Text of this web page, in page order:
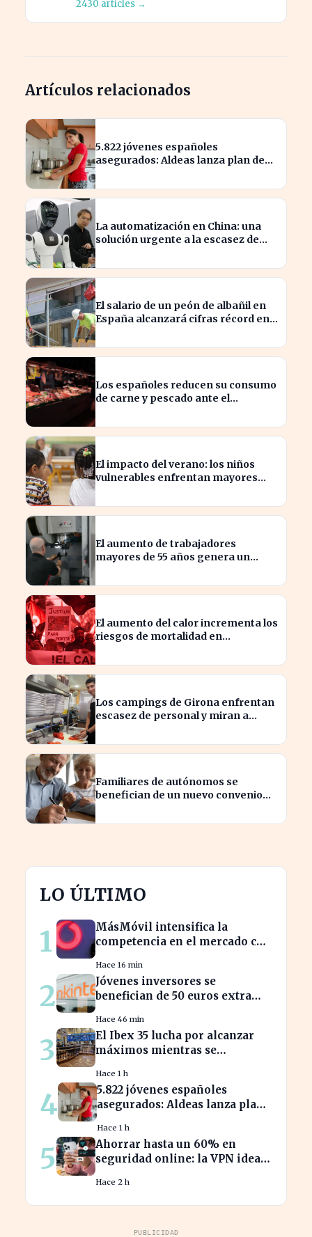
2430 articles →
Artículos relacionados
5.822 jóvenes españoles
asegurados: Aldeas lanza plan de
La automatización en China: una
solución urgente a la escasez de
El salario de un peón de albañil en
España alcanzará cifras récord en
Los españoles reducen su consumo
de carne y pescado ante el
El impacto del verano: los niños
vulnerables enfrentan mayores
El aumento de trabajadores
mayores de 55 años genera un
español
El aumento del calor incrementa los
riesgos de mortalidad en
Los campings de Girona enfrentan
escasez de personal y miran a
Familiares de autónomos se
benefician de un nuevo convenio
LO ÚLTIMO
1
MásMóvil intensifica la
competencia en el mercado con
España
Hace 16 min
2
Jóvenes inversores se
benefician de 50 euros extra
ETF
Hace 46 min
3
El Ibex 35 lucha por alcanzar
máximos mientras se
Ormuz
Hace 1 h
4
5.822 jóvenes españoles
asegurados: Aldeas lanza plan
Hace 1 h
5
Ahorrar hasta un 60% en
seguridad online: la VPN ideal
Hace 2 h
PUBLICIDAD